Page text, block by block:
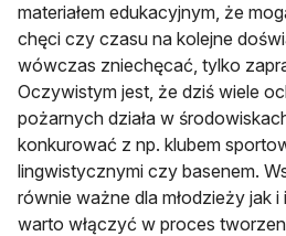
materiałem edukacyjnym, że
chęci czy czasu na kolejne
wówczas zniechęcać, tylko
Oczywistym jest, że dziś wiele
pożarnych działa w
konkurować z np. klubem
lingwistycznymi czy basenem.
równie ważne dla młodzieży jak
warto włączyć w proces